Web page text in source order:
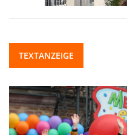
TEXTANZEIGE